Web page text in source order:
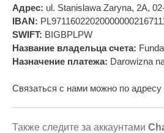
Адрес: ul. Stanislawa Zaryna, 2A,
IBAN:
SWIFT: BIGBPLPW
Название владельца счета:
Назначение платежа: Darowizna
Связаться с нами можно по адресу
Также следите за аккаунтами